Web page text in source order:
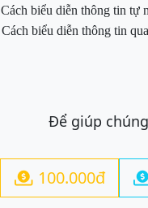
Cách biểu diễn thông tin tự
Cách biểu diễn thông tin
Để giúp
 100.000đ